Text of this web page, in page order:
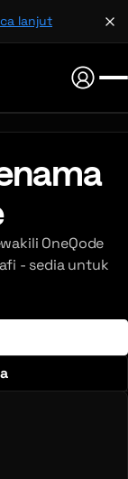
lanjut
OneQode
- sedia untuk